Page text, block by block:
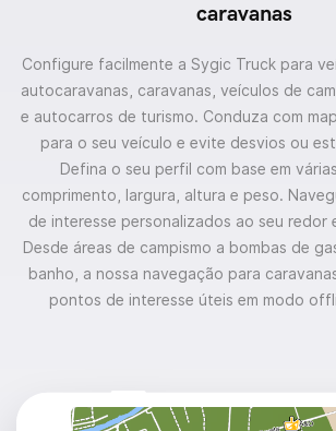
caravanas
Configure facilmente a Sygic Truck para
autocaravanas, caravanas, veículos de
e autocarros de turismo. Conduza com
para o seu veículo e evite desvios ou
Defina o seu perfil com base em
comprimento, largura, altura e peso.
de interesse personalizados ao seu redor
Desde áreas de campismo a bombas de
banho, a nossa navegação para
pontos de interesse úteis em modo